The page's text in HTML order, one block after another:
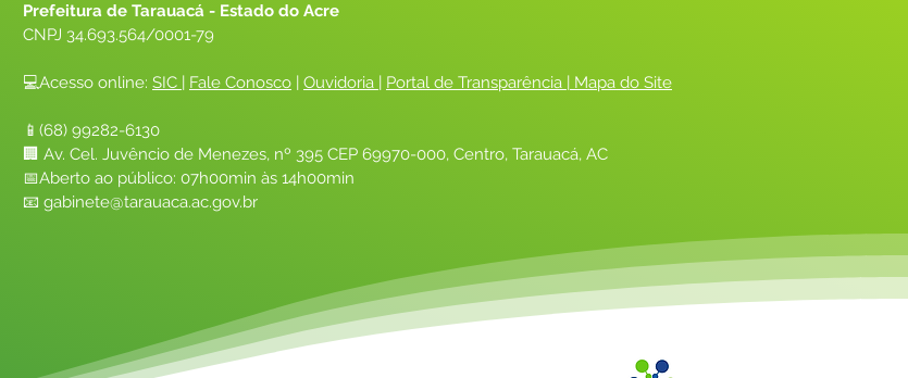
Prefeitura de Tarauacá - Estado do Acre
CNPJ 34.693.564/0001-79
💻Acesso online: SIC | Fale Conosco | Ouvidoria | Portal de Transparência | Mapa do Site
📱(68) 99282-6130
🏢 Av. Cel. Juvêncio de Menezes, nº 395 CEP 69970-000, Centro, Tarauacá, AC
📅Aberto ao público: 07h00min às 14h00min
📧 gabinete@tarauaca.ac.gov.br